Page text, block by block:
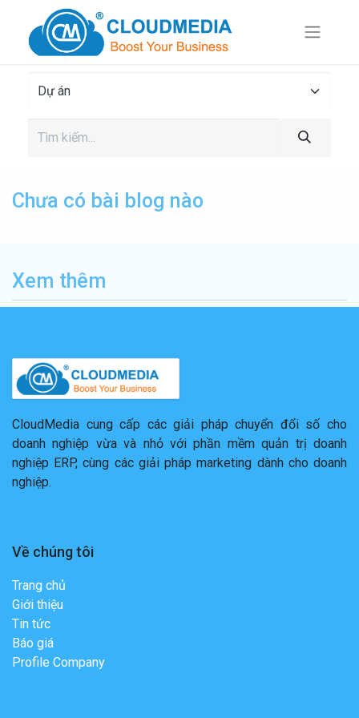
Chưa có bài blog nào
Xem thêm
CloudMedia cung cấp các giải pháp chuyển đổi số cho
doanh nghiệp vừa và nhỏ với phần mềm quản trị doanh
nghiệp ERP, cùng các giải pháp marketing dành cho doanh
nghiệp.
Về chúng tôi
Trang chủ
Giới thiệu
Tin tức
Báo giá
Profile Company